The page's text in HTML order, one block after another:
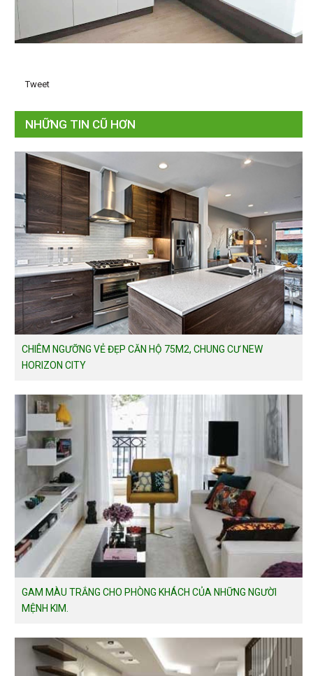
Tweet
NHỮNG TIN CŨ HƠN
CHIÊM NGƯỠNG VẺ ĐẸP CĂN HỘ 75M2, CHUNG CƯ NEW
HORIZON CITY
GAM MÀU TRẮNG CHO PHÒNG KHÁCH CỦA NHỮNG NGƯỜI
MỆNH KIM.